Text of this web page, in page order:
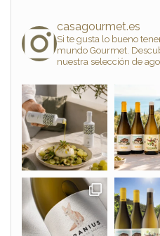
casagourmet.es
Si te gusta lo bueno
mundo Gourmet.
nuestra selección de